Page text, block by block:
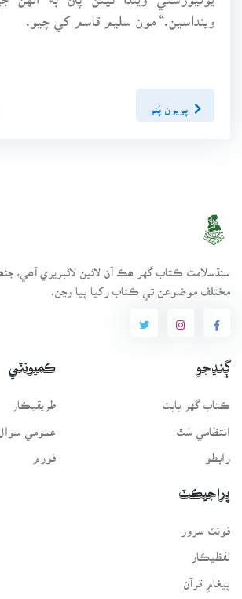
وينداسين.“ مون سليم قاسم کي چيو.
پويون پَنو
مختلف موضوعن تي ڪتاب رکيا پيا وڃن.
ڳنڍجو
ڪتاب گهر بابت
انتظامي سَٿ
رابطو
ڪميونٽي
طريقيڪار
عمومي سوال
فورم
پراجيڪٽ
لفظيڪار
پيغامِ قرآن